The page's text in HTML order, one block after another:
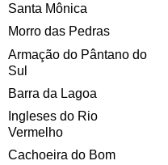
Santa Mônica
Morro das Pedras
Armação do Pântano do
Sul
Barra da Lagoa
Ingleses do Rio
Vermelho
Cachoeira do Bom